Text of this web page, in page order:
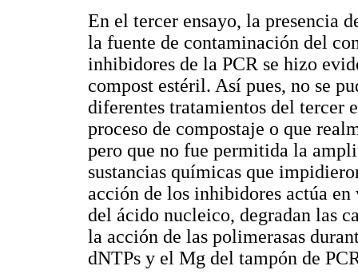
En el tercer ensayo, la presencia
la fuente de contaminación del
inhibidores de la PCR se hizo
compost estéril. Así pues, no se
diferentes tratamientos del tercer
proceso de compostaje o que
pero que no fue permitida la
sustancias químicas que
acción de los inhibidores actúa
del ácido nucleico, degradan las
la acción de las polimerasas
dNTPs y el Mg del tampón de